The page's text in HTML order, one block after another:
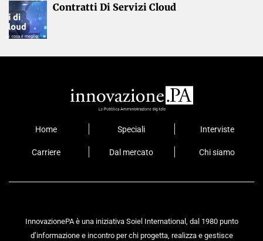
Contratti Di Servizi Cloud
Home Speciali Interviste
Carriere Dal mercato Chi siamo
InnovazionePA è una iniziativa Soiel International, dal 1980 punto
d’informazione e incontro per chi progetta, realizza e gestisce